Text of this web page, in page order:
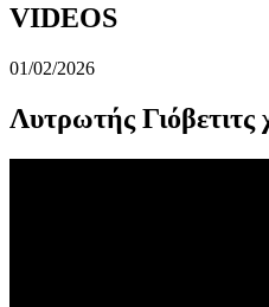
VIDEOS
01/02/2026
Λυτρωτής Γιόβετιτς